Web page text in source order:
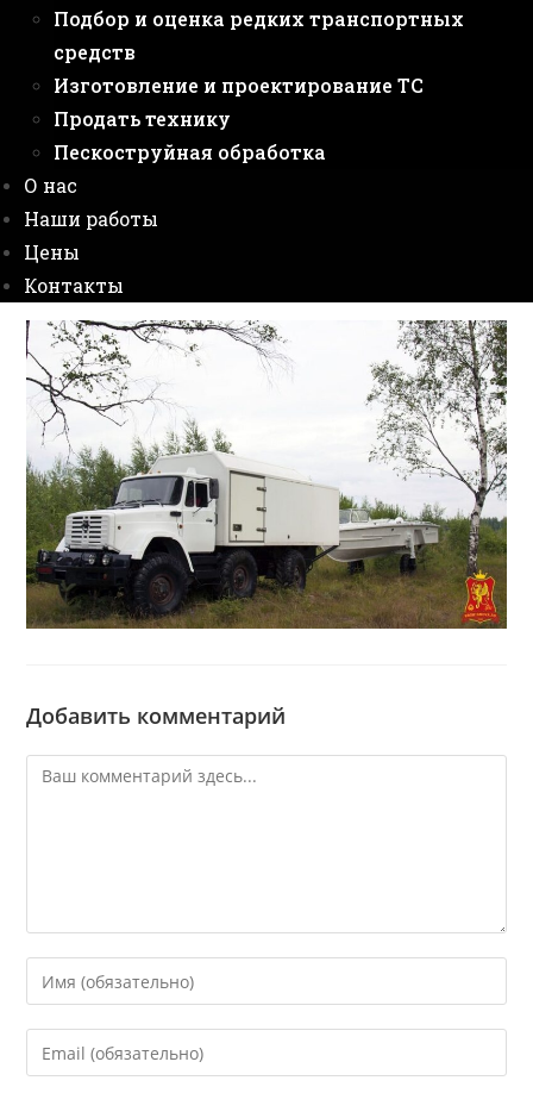
Подбор и оценка редких транспортных
средств
Изготовление и проектирование ТС
Продать технику
Пескоструйная обработка
О нас
Наши работы
Цены
Контакты
Добавить комментарий
Комментарий
Введите
свое
имя
или
Введите
свой